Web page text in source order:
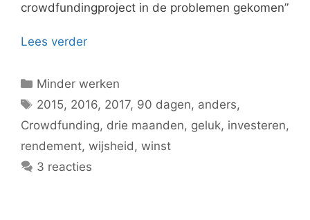
crowdfundingproject in de problemen gekomen”
Lees verder
Categorieën
Minder werken
Tags
2015, 2016, 2017, 90 dagen, anders,
Crowdfunding, drie maanden, geluk, investeren,
rendement, wijsheid , winst
3 reacties